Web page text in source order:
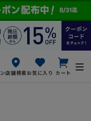
店舗検索お気に入り カート